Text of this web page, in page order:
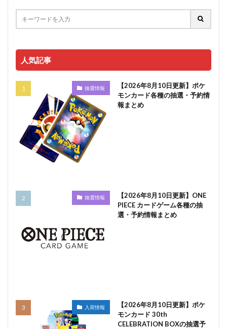
人気記事
抽選情報
【2026年8月10日更新】ポケ
モンカード各種の抽選・予約情
報まとめ
抽選情報
【2026年8月10日更新】ONE
PIECE カードゲーム各種の抽
選・予約情報まとめ
入荷情報
【2026年8月10日更新】ポケ
モンカード 30th
CELEBRATION BOXの抽選予